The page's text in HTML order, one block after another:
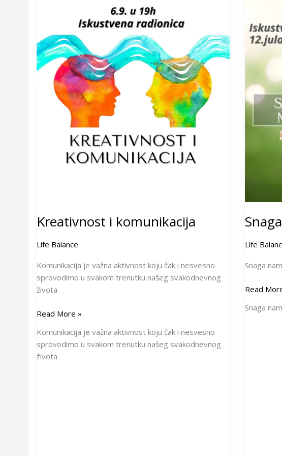
Kreativnost i komunikacija
Life Balance
Komunikacija je važna aktivnost koju čak i nesvesno
sprovodimo u svakom trenutku našeg svakodnevnog
života
Read More »
Komunikacija je važna aktivnost koju čak i nesvesno
sprovodimo u svakom trenutku našeg svakodnevnog
života
Life
Snaga
Read
Snaga